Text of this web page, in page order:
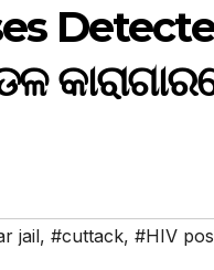
jail, #cuttack, #HIV